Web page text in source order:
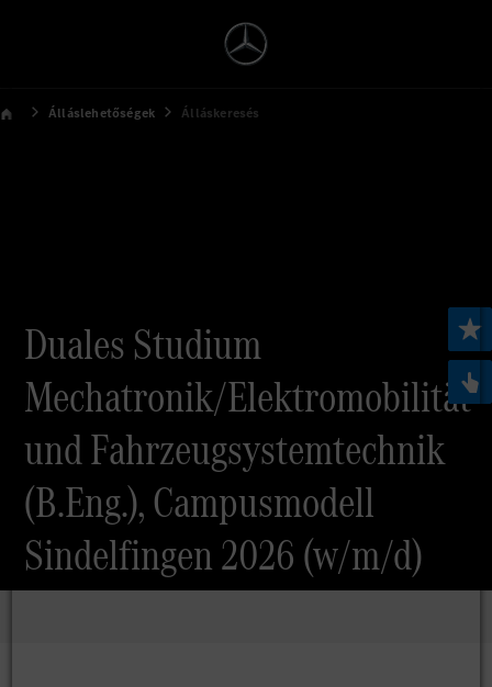
Álláslehetőségek Álláskeresés
Duales Studium
Mechatronik/Elektromobilität
und Fahrzeugsystemtechnik
(B.Eng.), Campusmodell
Sindelfingen 2026 (w/m/d)